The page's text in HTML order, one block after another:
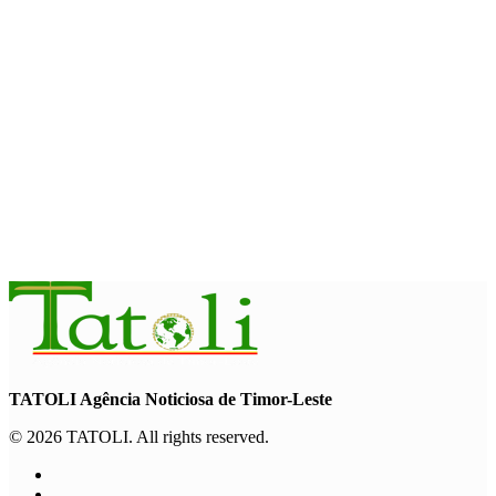
TATOLI Agência Noticiosa de Timor-Leste
© 2026 TATOLI. All rights reserved.